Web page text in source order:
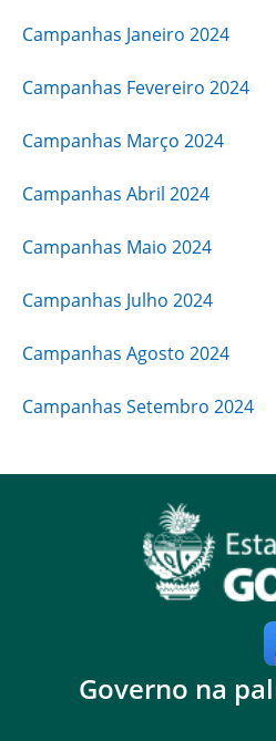
Campanhas Janeiro 2024
Campanhas Fevereiro 2024
Campanhas Março 2024
Campanhas Abril 2024
Campanhas Maio 2024
Campanhas Julho 2024
Campanhas Agosto 2024
Campanhas Setembro 2024
Governo na